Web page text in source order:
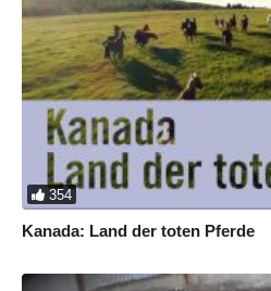
354
Kanada: Land der toten Pferde